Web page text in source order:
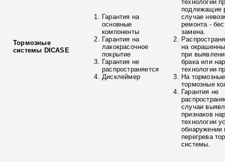
Тормозные
системы DICASE
Гарантия на
основные
компоненты
Гарантия на
лакокрасочное
покрытие
Гарантия не
распространяется
Дисклеймер
технологии
подлежащие
случае
ремонта -
замена.
на
при
брака или
технологии
На
тормозные
Гарантия не
случаи
признаков
технологии
обнаружении
перегрева
системы.